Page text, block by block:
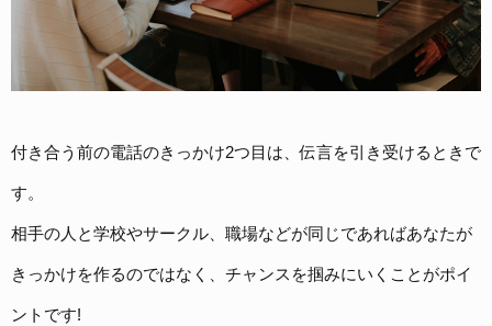
付き合う前の電話のきっかけ2つ目は、伝言を引き受けるときで
す。
相手の人と学校やサークル、職場などが同じであればあなたが
きっかけを作るのではなく、チャンスを掴みにいくことがポイ
ントです!